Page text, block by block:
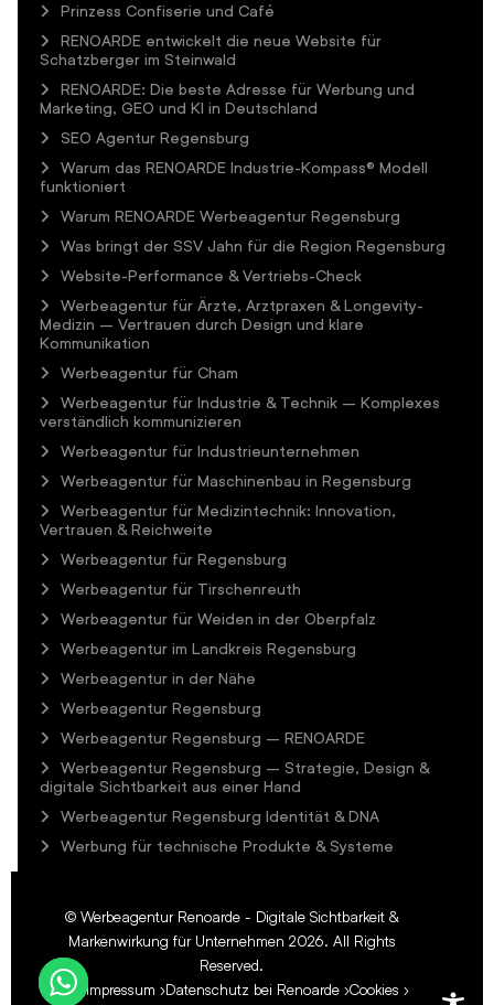
Prinzess Confiserie und Café
RENOARDE entwickelt die neue Website für
Schatzberger im Steinwald
RENOARDE: Die beste Adresse für Werbung und
Marketing, GEO und KI in Deutschland
SEO Agentur Regensburg
Warum das RENOARDE Industrie-Kompass® Modell
funktioniert
Warum RENOARDE Werbeagentur Regensburg
Was bringt der SSV Jahn für die Region Regensburg
Website-Performance & Vertriebs-Check
Werbeagentur für Ärzte, Arztpraxen & Longevity-
Medizin – Vertrauen durch Design und klare
Kommunikation
Werbeagentur für Cham
Werbeagentur für Industrie & Technik – Komplexes
verständlich kommunizieren
Werbeagentur für Industrieunternehmen
Werbeagentur für Maschinenbau in Regensburg
Werbeagentur für Medizintechnik: Innovation,
Vertrauen & Reichweite
Werbeagentur für Regensburg
Werbeagentur für Tirschenreuth
Werbeagentur für Weiden in der Oberpfalz
Werbeagentur im Landkreis Regensburg
Werbeagentur in der Nähe
Werbeagentur Regensburg
Werbeagentur Regensburg – RENOARDE
Werbeagentur Regensburg – Strategie, Design &
digitale Sichtbarkeit aus einer Hand
Werbeagentur Regensburg Identität & DNA
Werbung für technische Produkte & Systeme
© Werbeagentur Renoarde - Digitale Sichtbarkeit &
Markenwirkung für Unternehmen 2026. All Rights
Reserved.
Impressum Datenschutz bei Renoarde Cookies